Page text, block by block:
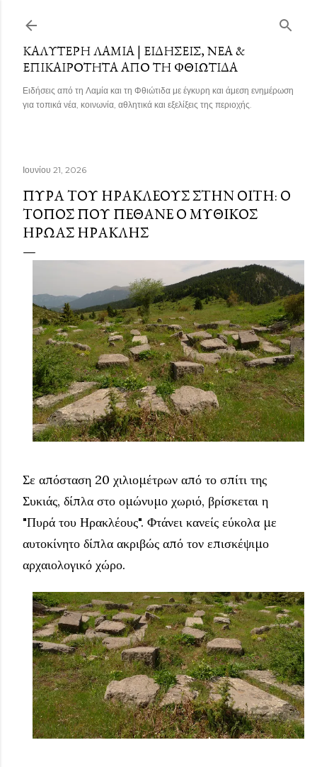
ΚΑΛΎΤΕΡΗ ΛΑΜΊΑ | ΕΙΔΉΣΕΙΣ, ΝΈΑ &
ΕΠΙΚΑΙΡΌΤΗΤΑ ΑΠΌ ΤΗ ΦΘΙΏΤΙΔΑ
Ειδήσεις από τη Λαμία και τη Φθιώτιδα με έγκυρη και άμεση ενημέρωση
για τοπικά νέα, κοινωνία, αθλητικά και εξελίξεις της περιοχής.
Ιουνίου 21, 2026
ΠΥΡΆ ΤΟΥ ΗΡΑΚΛΈΟΥΣ ΣΤΗΝ ΟΊΤΗ: Ο
ΤΌΠΟΣ ΠΟΥ ΠΈΘΑΝΕ Ο ΜΥΘΙΚΌΣ
ΉΡΩΑΣ ΗΡΑΚΛΉΣ
Σε απόσταση 20 χιλιομέτρων από το σπίτι της
Συκιάς, δίπλα στο ομώνυμο χωριό, βρίσκεται η
"Πυρά του Ηρακλέους". Φτάνει κανείς εύκολα με
αυτοκίνητο δίπλα ακριβώς από τον επισκέψιμο
αρχαιολογικό χώρο.